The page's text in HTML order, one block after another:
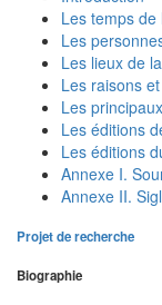
Les temps
Les
Les lieux de
Les raisons
Les
Les éditions
Les éditions
Annexe I.
Annexe II.
Projet de recherche
Biographie